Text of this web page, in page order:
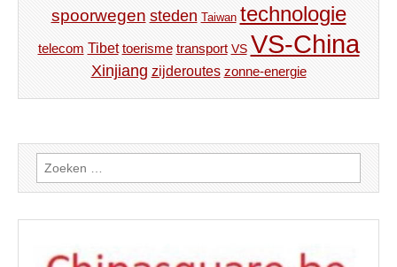
spoorwegen steden Taiwan technologie
telecom Tibet toerisme transport VS VS-China
Xinjiang zijderoutes zonne-energie
Zoeken
naar: